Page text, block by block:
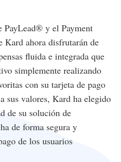
y el Payment
Kard ahora disfrutarán de
fluida e integrada que
simplemente realizando
con su tarjeta de pago
sus valores, Kard ha elegido
de su solución de
de forma segura y
de los usuarios